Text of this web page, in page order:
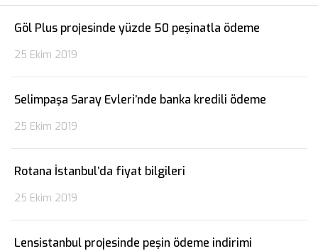
Göl Plus projesinde yüzde 50 peşinatla ödeme
25 Ekim 2019
Selimpaşa Saray Evleri’nde banka kredili ödeme
25 Ekim 2019
Rotana İstanbul’da fiyat bilgileri
25 Ekim 2019
Lensistanbul projesinde peşin ödeme indirimi